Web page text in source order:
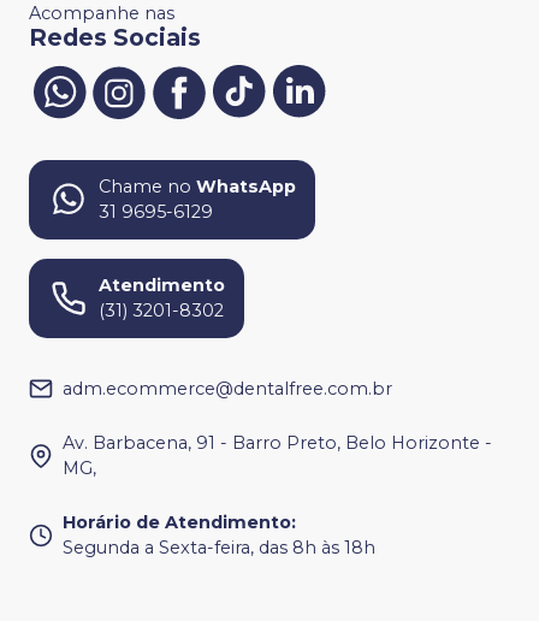
Acompanhe nas
Redes Sociais
Chame no WhatsApp
31 9695-6129
Atendimento
(31) 3201-8302
adm.ecommerce@dentalfree.com.br
Av. Barbacena, 91 - Barro Preto, Belo Horizonte -
MG,
Horário de Atendimento:
Segunda a Sexta-feira, das 8h às 18h